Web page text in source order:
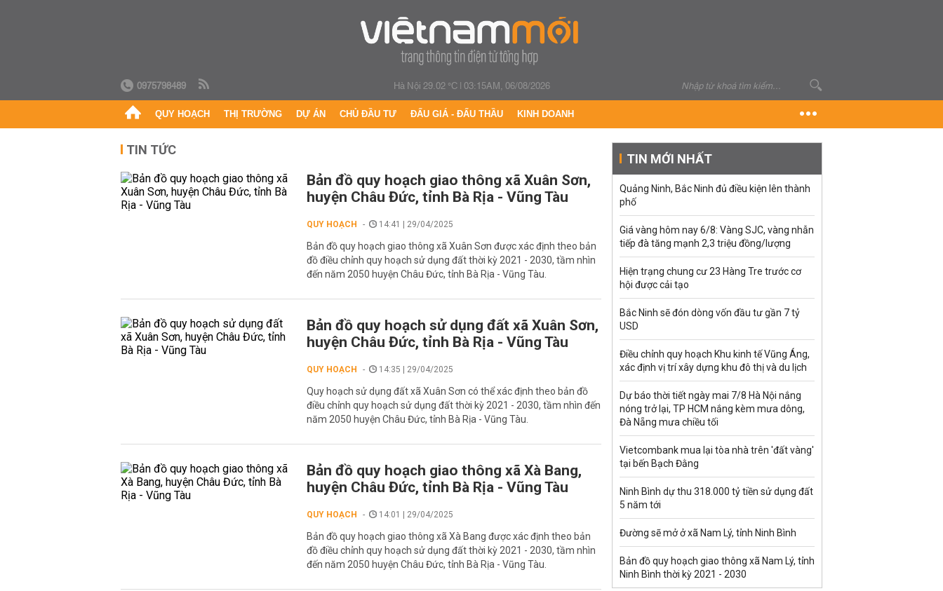
0975798489 Hà Nội 29.02 °C|03:15AM, 06/08/2026
QUY HOẠCH THỊ TRƯỜNG DỰ ÁN CHỦ ĐẦU TƯ ĐẤU GIÁ - ĐẤU THẦU KINH DOANH
TIN TỨC
Bản đồ quy hoạch giao thông xã Xuân Sơn,
huyện Châu Đức, tỉnh Bà Rịa - Vũng Tàu
QUY HOẠCH 14:41 | 29/04/2025
Bản đồ quy hoạch giao thông xã Xuân Sơn được xác định theo bản
đồ điều chỉnh quy hoạch sử dụng đất thời kỳ 2021 - 2030, tầm nhìn
đến năm 2050 huyện Châu Đức, tỉnh Bà Rịa - Vũng Tàu.
Bản đồ quy hoạch sử dụng đất xã Xuân Sơn,
huyện Châu Đức, tỉnh Bà Rịa - Vũng Tàu
QUY HOẠCH 14:35 | 29/04/2025
Quy hoạch sử dụng đất xã Xuân Sơn có thể xác định theo bản đồ
điều chỉnh quy hoạch sử dụng đất thời kỳ 2021 - 2030, tầm nhìn đến
năm 2050 huyện Châu Đức, tỉnh Bà Rịa - Vũng Tàu.
Bản đồ quy hoạch giao thông xã Xà Bang,
huyện Châu Đức, tỉnh Bà Rịa - Vũng Tàu
QUY HOẠCH 14:01 | 29/04/2025
Bản đồ quy hoạch giao thông xã Xà Bang được xác định theo bản
đồ điều chỉnh quy hoạch sử dụng đất thời kỳ 2021 - 2030, tầm nhìn
đến năm 2050 huyện Châu Đức, tỉnh Bà Rịa - Vũng Tàu.
TIN MỚI NHẤT
Quảng Ninh, Bắc Ninh đủ điều kiện lên thành
phố
Giá vàng hôm nay 6/8: Vàng SJC, vàng nhẫn
tiếp đà tăng mạnh 2,3 triệu đồng/lượng
Hiện trạng chung cư 23 Hàng Tre trước cơ
hội được cải tạo
Bắc Ninh sẽ đón dòng vốn đầu tư gần 7 tỷ
USD
Điều chỉnh quy hoạch Khu kinh tế Vũng Áng,
xác định vị trí xây dựng khu đô thị và du lịch
Dự báo thời tiết ngày mai 7/8 Hà Nội nắng
nóng trở lại, TP HCM nắng kèm mưa dông,
Đà Nẵng mưa chiều tối
Vietcombank mua lại tòa nhà trên 'đất vàng'
tại bến Bạch Đằng
Ninh Bình dự thu 318.000 tỷ tiền sử dụng đất
5 năm tới
Đường sẽ mở ở xã Nam Lý, tỉnh Ninh Bình
Bản đồ quy hoạch giao thông xã Nam Lý, tỉnh
Ninh Bình thời kỳ 2021 - 2030